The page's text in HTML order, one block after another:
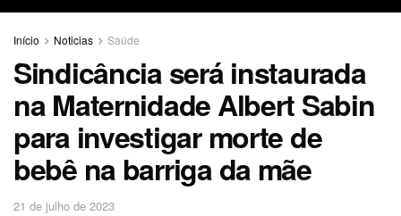
Início Noticias Saúde
Sindicância será instaurada
na Maternidade Albert Sabin
para investigar morte de
bebê na barriga da mãe
21 de julho de 2023